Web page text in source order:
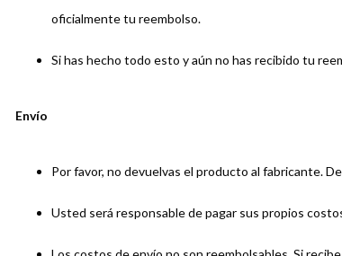
oficialmente tu reembolso.
Si has hecho todo esto y aún no has recibido tu
Envío
Por favor, no devuelvas el producto al fabricante.
Usted será responsable de pagar sus propios